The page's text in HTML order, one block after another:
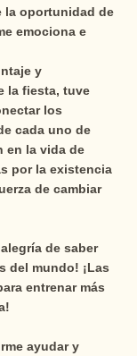
la oportunidad de
emociona e
y
la fiesta, tuve
los
cada uno de
en la vida de
por la existencia
de cambiar
de saber
del mundo! ¡Las
entrenar más
ayudar y